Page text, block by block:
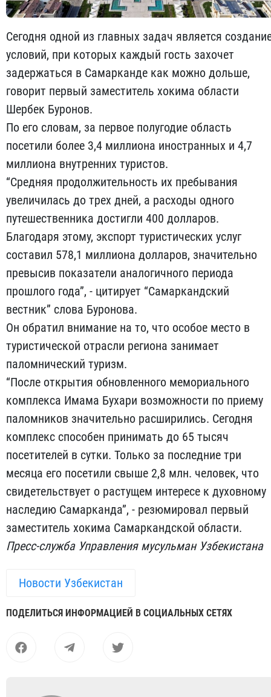
Сегодня одной из главных задач является
условий, при которых каждый гость захочет
задержаться в Самарканде как можно дольше,
говорит первый заместитель хокима области
Шербек Буронов.
По его словам, за первое полугодие область
посетили более 3,4 миллиона иностранных и 4,7
миллиона внутренних туристов.
“Средняя продолжительность их пребывания
увеличилась до трех дней, а расходы одного
путешественника достигли 400 долларов.
Благодаря этому, экспорт туристических услуг
составил 578,1 миллиона долларов, значительно
превысив показатели аналогичного периода
прошлого года”, - цитирует “Самаркандский
вестник” слова Буронова.
Он обратил внимание на то, что особое место в
туристической отрасли региона занимает
паломнический туризм.
“После открытия обновленного мемориального
комплекса Имама Бухари возможности по приему
паломников значительно расширились. Сегодня
комплекс способен принимать до 65 тысяч
посетителей в сутки. Только за последние три
месяца его посетили свыше 2,8 млн. человек, что
свидетельствует о растущем интересе к духовному
наследию Самарканда”, - резюмировал первый
заместитель хокима Самаркандской области.
Пресс-служба Управления мусульман Узбекистана
Новости Узбекистан
ПОДЕЛИТЬСЯ ИНФОРМАЦИЕЙ В СОЦИАЛЬНЫХ СЕТЯХ